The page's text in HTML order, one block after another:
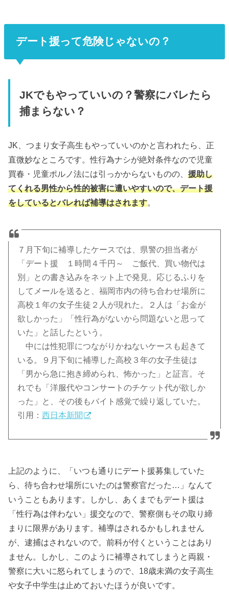
デート援って危険じゃないの？
JKでもやっていいの？警察にバレたら
捕まらない？
JK、つまり女子高生もやっていいのかと言われたら、正
直微妙なところです。性行為ナシが絶対条件なので児童
買春・児童ポルノ法には引っかからないものの、援助し
てくれる男性から性的被害に遭いやすいので、デート援
をしているとバレれば補導はされます。
７月下旬に補導したケースでは、県警の担当者が
「デート援 １時間４千円～ ご飯代、買い物代は
別」との書き込みをネット上で発見。応じるふりを
してメールを送ると、福岡市内の待ち合わせ場所に
高校１年の女子生徒２人が現れた。２人は「お金が
欲しかった」「性行為がないから問題ないと思って
いた」と話したという。
中には性犯罪につながりかねないケースも起きて
いる。９月下旬に補導した高校３年の女子生徒は
「男から急に抱き締められ、怖かった」と証言。そ
れでも「洋服代やコンサートのチケット代が欲しか
った」と、その後もバイト感覚で繰り返していた。
引用：西日本新聞
上記のように、「いつも通りにデート援募集していた
ら、待ち合わせ場所にいたのは警察官だった…」なんて
いうこともあります。しかし、あくまでもデート援は
「性行為は伴わない」援交なので、警察側もその取り締
まりに限界があります。補導はされるかもしれません
が、逮捕はされないので。前科が付くということはあり
ません。しかし、このように補導されてしまうと両親・
警察に大いに怒られてしまうので、18歳未満の女子高生
や女子中学生は止めておいたほうが良いです。